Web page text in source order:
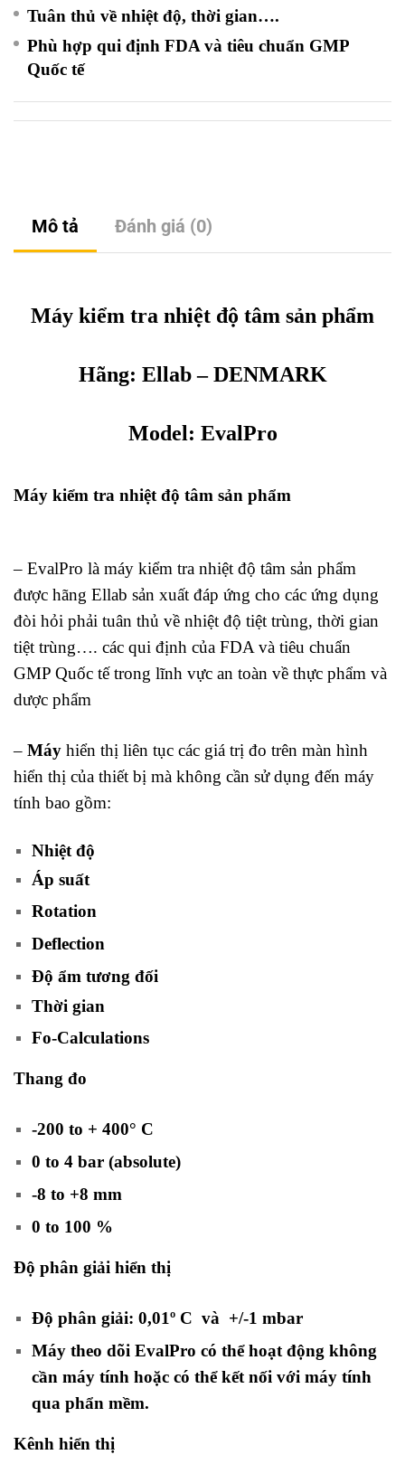
Tuân thủ về nhiệt độ, thời gian….
Phù hợp qui định FDA và tiêu chuẩn GMP
Quốc tế
Mô tả Đánh giá (0)
Máy kiểm tra nhiệt độ tâm sản phẩm
Hãng: Ellab– DENMARK
Model: EvalPro
Máy kiểm tra nhiệt độ tâm sản phẩm
– EvalPro là máy kiểm tra nhiệt độ tâm sản phẩm
được hãng Ellab sản xuất đáp ứng cho các ứng dụng
đòi hỏi phải tuân thủ về nhiệt độ tiệt trùng, thời gian
tiệt trùng…. các qui định của FDA và tiêu chuẩn
GMP Quốc tế trong lĩnh vực an toàn về thực phẩm và
dược phẩm
– Máy hiển thị liên tục các giá trị đo trên màn hình
hiển thị của thiết bị mà không cần sử dụng đến máy
tính bao gồm:
Nhiệt độ
Áp suất
Rotation
Deflection
Độ ẩm tương đối
Thời gian
Fo-Calculations
Thang đo
-200 to + 400° C
0 to 4 bar (absolute)
-8 to +8 mm
0 to 100 %
Độ phân giải hiển thị
Độ phân giải: 0,01º C và +/-1 mbar
Máy theo dõi EvalPro có thể hoạt động không
cần máy tính hoặc có thể kết nối với máy tính
qua phẩn mềm.
Kênh hiển thị